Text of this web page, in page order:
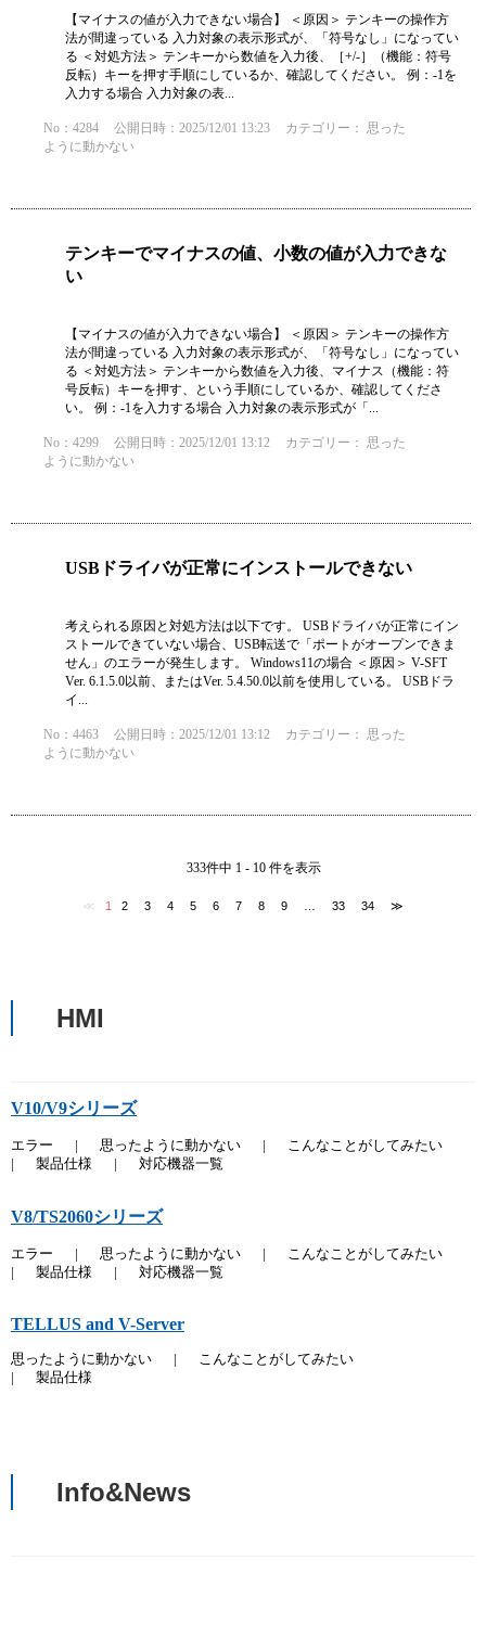
【マイナスの値が入力できない場合】 ＜原因＞ テンキーの操作方
法が間違っている 入力対象の表示形式が、「符号なし」になってい
る ＜対処方法＞ テンキーから数値を入力後、［+/-］（機能：符号
反転）キーを押す手順にしているか、確認してください。 例：-1を
入力する場合 入力対象の表...
No：4284 公開日時：2025/12/01 13:23 カテゴリー： 思った
ように動かない
テンキーでマイナスの値、小数の値が入力できな
い
【マイナスの値が入力できない場合】 ＜原因＞ テンキーの操作方
法が間違っている 入力対象の表示形式が、「符号なし」になってい
る ＜対処方法＞ テンキーから数値を入力後、マイナス（機能：符
号反転）キーを押す、という手順にしているか、確認してくださ
い。 例：-1を入力する場合 入力対象の表示形式が「...
No：4299 公開日時：2025/12/01 13:12 カテゴリー： 思った
ように動かない
USBドライバが正常にインストールできない
考えられる原因と対処方法は以下です。 USBドライバが正常にイン
ストールできていない場合、USB転送で「ポートがオープンできま
せん」のエラーが発生します。 Windows11の場合 ＜原因＞ V-SFT
Ver. 6.1.5.0以前、またはVer. 5.4.50.0以前を使用している。 USBドラ
イ...
No：4463 公開日時：2025/12/01 13:12 カテゴリー： 思った
ように動かない
333件中 1 - 10 件を表示
≪ 1 2 3 4 5 6 7 8 9 33 34 ≫
HMI
V10/V9シリーズ
エラー 思ったように動かない
こんなことがしてみたい
製品仕様 対応機器一覧
V8/TS2060シリーズ
エラー 思ったように動かない
こんなことがしてみたい
製品仕様 対応機器一覧
TELLUS and V-Server
思ったように動かない
こんなことがしてみたい
製品仕様
Info&News